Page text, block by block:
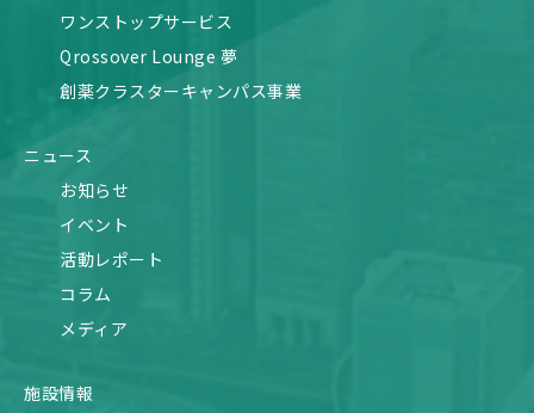
ワンストップサービス
Qrossover Lounge 夢
創薬クラスターキャンパス事業
ニュース
お知らせ
イベント
活動レポート
コラム
メディア
施設情報